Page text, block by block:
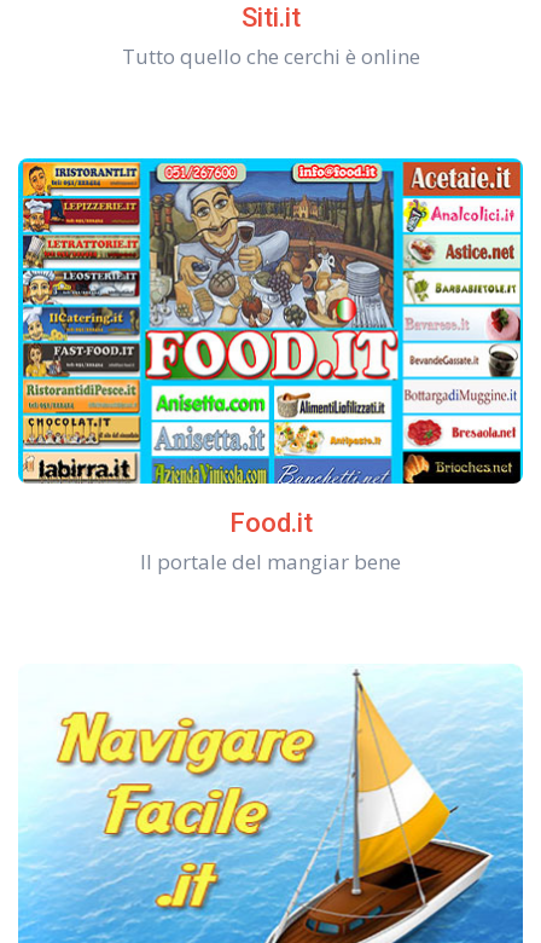
Siti.it
Tutto quello che cerchi è online
Food.it
Il portale del mangiar bene